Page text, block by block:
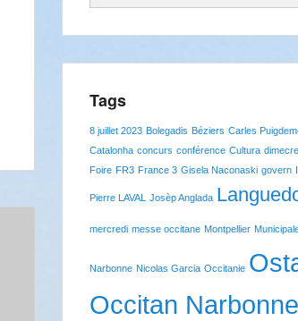
Tags
8 juillet 2023 Bolegadis Béziers Carles
Catalonha concurs conférence Cultura
Foire FR3 France 3 Gisela Naconaski govern
Pierre LAVAL Josèp Anglada
mercredi messe occitane Montpellier
Narbonne Nicolas Garcia Occitanie
Occitan Narbonne